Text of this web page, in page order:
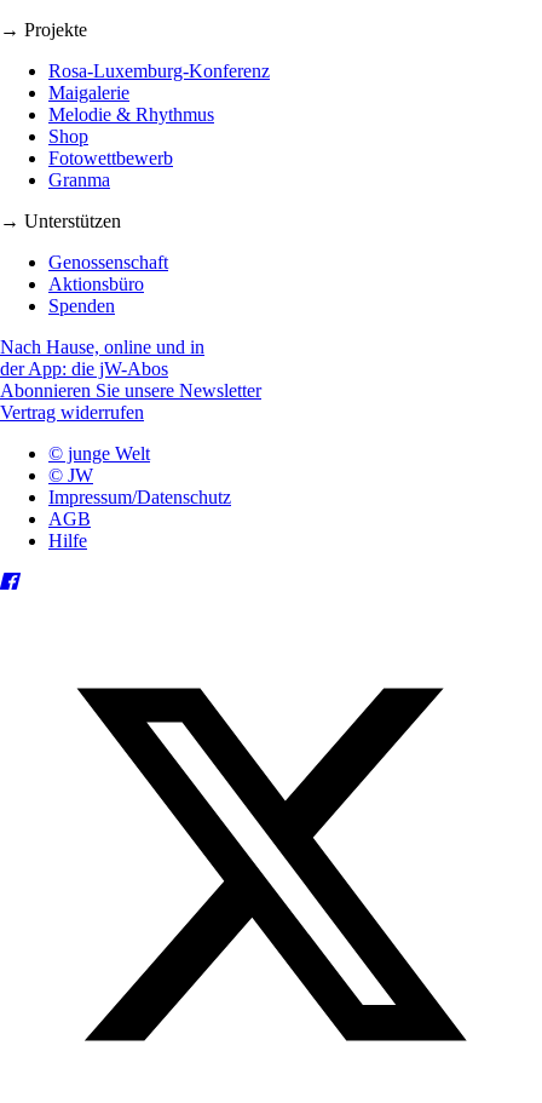
→ Projekte
Rosa-Luxemburg-Konferenz
Maigalerie
Melodie & Rhythmus
Shop
Fotowettbewerb
Granma
→ Unterstützen
Genossenschaft
Aktionsbüro
Spenden
Nach Hause, online und in
der App: die jW-Abos
Abonnieren Sie unsere Newsletter
Vertrag widerrufen
© junge Welt
© JW
Impressum/Datenschutz
AGB
Hilfe